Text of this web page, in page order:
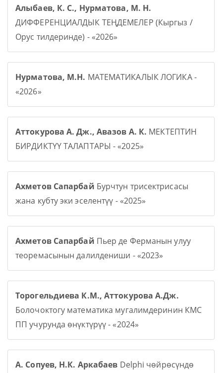
Алыбаев, К. С., Нурматова, М. Н.
ДИФФЕРЕНЦИАЛДЫК ТЕҢДЕМЕЛЕР (Кыргыз /
Орус тилдеринде) - «2026»
Нурматова, М.Н. МАТЕМАТИКАЛЫК ЛОГИКА -
«2026»
Аттокурова А. Дж., Авазов А. К. МЕКТЕПТИН
БИРДИКТҮҮ ТАЛАПТАРЫ - «2025»
Ахметов Сапарбай Бурчтун трисектрисасы
жана кубту эки эселентүү - «2025»
Ахметов Сапарбай Пьер де Ферманын улуу
теоремасынын далилдениши - «2023»
Торогельдиева К.М., Аттокурова А.Дж.
Болочоктогу математика мугалимдеринин КМС
ПП учурунда өнүктүрүү - «2024»
А. Сопуев, Н.К. Аркабаев Delphi чөйрөсүндө